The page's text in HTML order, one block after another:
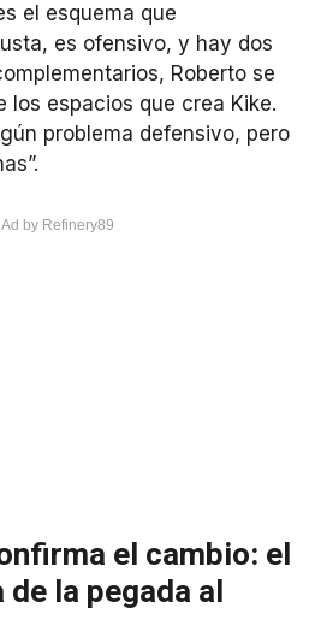
el esquema que
es ofensivo, y hay dos
Roberto se
los espacios que crea Kike.
problema defensivo, pero
by Refinery89
el cambio: el
de la pegada al